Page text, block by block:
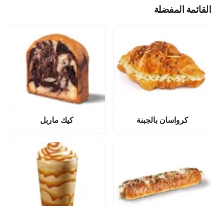
القائمة المفضلة
كرواسان بالجبنة كيك ماربل